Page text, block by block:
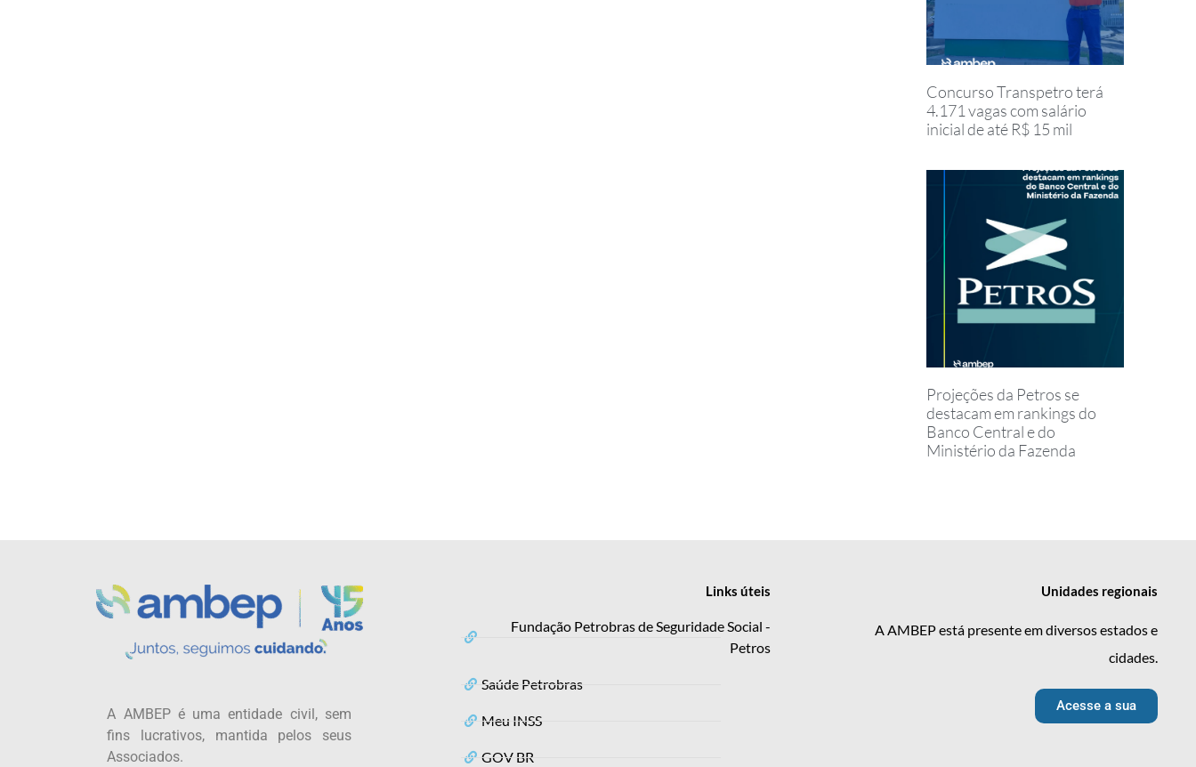
Concurso Transpetro terá
4.171 vagas com salário
inicial de até R$ 15 mil
Projeções da Petros se
destacam em rankings do
Banco Central e do
Ministério da Fazenda
A AMBEP é uma entidade civil, sem
fins lucrativos, mantida pelos seus
Associados.
Links úteis
Fundação Petrobras de Seguridade Social -
Petros
Saúde Petrobras
Meu INSS
GOV BR
Unidades regionais
A AMBEP está presente em diversos estados e
cidades.
Acesse a sua